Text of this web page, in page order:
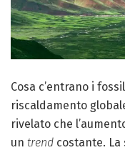
Cosa c’entrano i
riscaldamento
rivelato che
un trend costante. La